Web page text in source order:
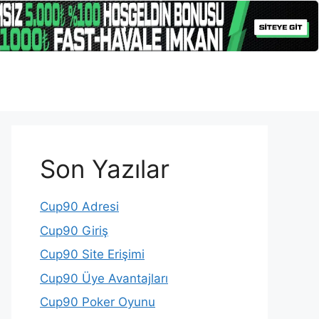
Son Yazılar
Cup90 Adresi
Cup90 Giriş
Cup90 Site Erişimi
Cup90 Üye Avantajları
Cup90 Poker Oyunu